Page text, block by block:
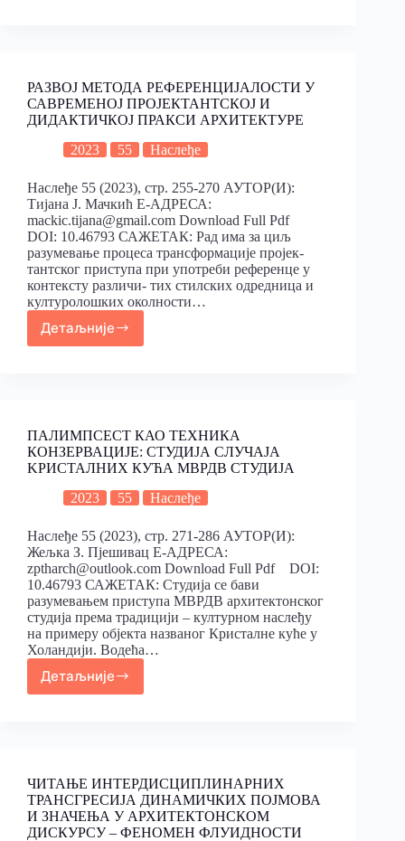
РАЗВОЈ МЕТОДА РЕФЕРЕНЦИЈАЛОСТИ У
САВРЕМЕНОЈ ПРОЈЕКТАНТСКОЈ И
ДИДАКТИЧКОЈ ПРАКСИ АРХИТЕКТУРЕ
2023
55 Наслеђе
Наслеђе 55 (2023), стр. 255-270 АУТОР(И):
Тијана Ј. Мачкић Е-АДРЕСА:
mackic.tijana@gmail.com Download Full Pdf
DOI: 10.46793 САЖЕТАК: Рад има за циљ
разумевање процеса трансформације пројек-
тантског приступа при употреби референце у
контексту различи- тих стилских одредница и
културолошких околности…
Детаљније
ПАЛИМПСЕСТ КАО ТЕХНИКА
КОНЗЕРВАЦИЈЕ: СТУДИЈА СЛУЧАЈА
KРИСТАЛНИХ КУЋА МВРДВ СТУДИЈА
2023
55 Наслеђе
Наслеђе 55 (2023), стр. 271-286 АУТОР(И):
Жељка З. Пјешивац Е-АДРЕСА:
zptharch@outlook.com Download Full Pdf DOI:
10.46793 САЖЕТАК: Студија се бави
разумевањем приступа МВРДВ архитектонског
студија према традицији – културном наслеђу
на примеру објекта названог Кристалне куће у
Холандији. Водећа…
Детаљније
ЧИТАЊЕ ИНТЕРДИСЦИПЛИНАРНИХ
ТРАНСГРЕСИЈА ДИНАМИЧКИХ ПОЈМОВА
И ЗНАЧЕЊА У АРХИТЕКТОНСКОМ
ДИСКУРСУ – ФЕНОМЕН ФЛУИДНОСТИ